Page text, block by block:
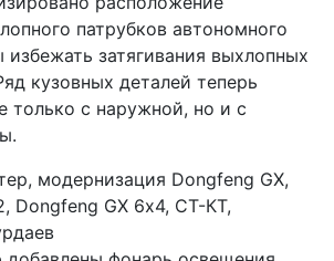
патрубков автономного
избежать затягивания выхлопных
кузовных деталей теперь
только с наружной, но и с